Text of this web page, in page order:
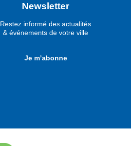
Newsletter
Restez informé des actualités
& événements de votre ville
Je m’abonne